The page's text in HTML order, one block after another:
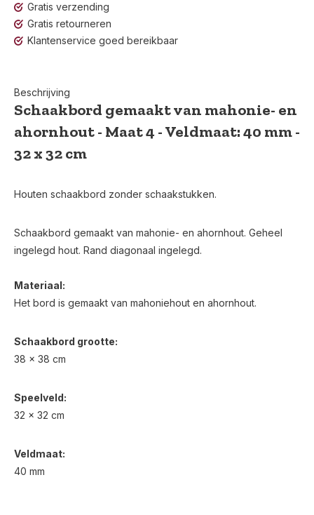
Gratis verzending
Gratis retourneren
Klantenservice goed bereikbaar
Beschrijving
Schaakbord gemaakt van mahonie- en
ahornhout - Maat 4 - Veldmaat: 40 mm -
32 x 32 cm
Houten schaakbord zonder schaakstukken.
Schaakbord gemaakt van mahonie- en ahornhout. Geheel
ingelegd hout. Rand diagonaal ingelegd.
Materiaal:
Het bord is gemaakt van mahoniehout en ahornhout.
Schaakbord grootte:
38 x 38 cm
Speelveld:
32 x 32 cm
Veldmaat:
40 mm